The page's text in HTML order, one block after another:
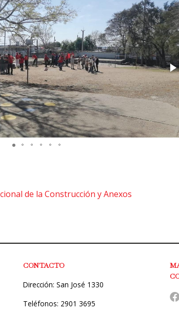
de la Construcción y Anexos
CONTACTO
Dirección: San José 1330
Teléfonos: 2901 3695